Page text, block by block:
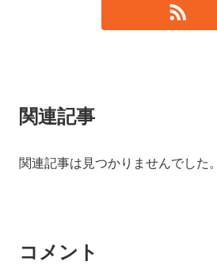
関連記事
関連記事は見つかりませんでした。
コメント